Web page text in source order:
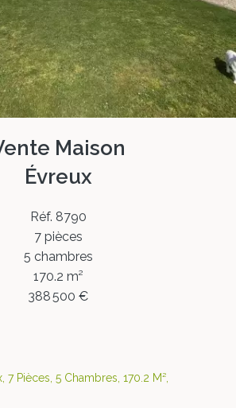
Maison
Évreux
Réf. 8790
7 pièces
5 chambres
170.2 m²
388 500 €
7 Pièces, 5 Chambres, 170.2 M²,